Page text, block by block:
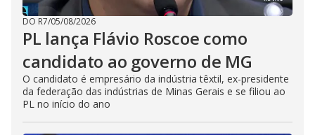
DO R7/05/08/2026
PL lança Flávio Roscoe como
candidato ao governo de MG
O candidato é empresário da indústria têxtil, ex-presidente
da federação das indústrias de Minas Gerais e se filiou ao
PL no início do ano